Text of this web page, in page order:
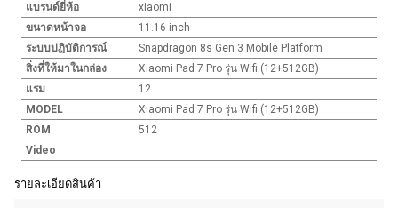
แบรนด์ยี่ห้อ
xiaomi
ขนาดหน้าจอ
11.16 inch
ระบบปฏิบัติการณ์
Snapdragon 8s Gen 3 Mobile Platform
สิ่งที่ให้มาในกล่อง
Xiaomi Pad 7 Pro รุ่น Wifi (12+512GB)
แรม
12
MODEL
Xiaomi Pad 7 Pro รุ่น Wifi (12+512GB)
ROM
512
Video
รายละเอียดสินค้า